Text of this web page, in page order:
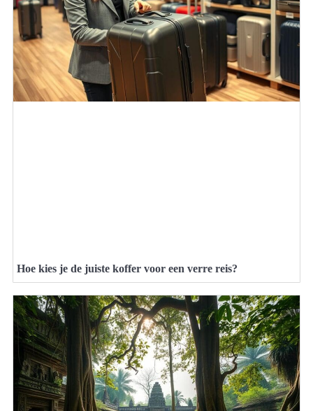
Hoe kies je de juiste koffer voor een verre reis?